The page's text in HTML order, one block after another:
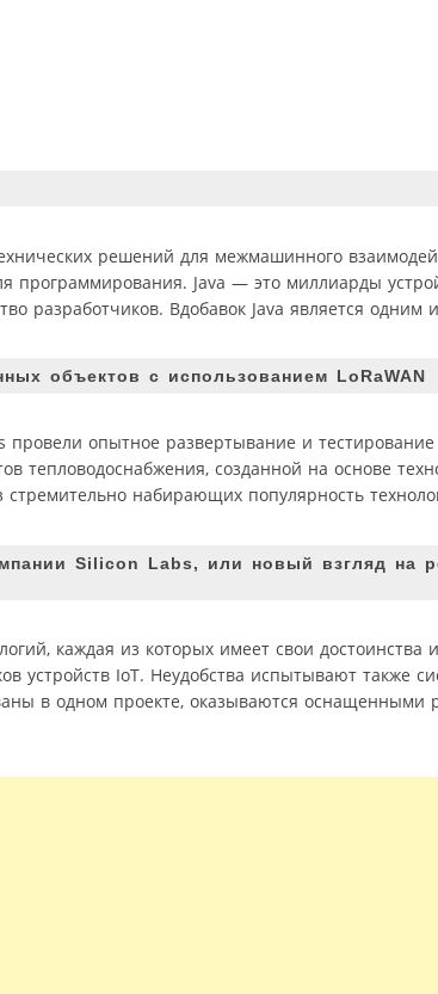
решений для межмашинного
Java — это миллиарды
разработчиков. Вдобавок Java является одним
объектов с использованием LoRaWAN
провели опытное развертывание и
тепловодоснабжения, созданной на основе
набирающих популярность
Silicon Labs, или новый взгляд на
каждая из которых имеет свои достоинства
устройств IoT. Неудобства испытывают также
в одном проекте, оказываются оснащенными